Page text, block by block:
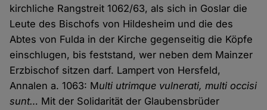
kirchliche Rangstreit 1062/63, als sich in Goslar die
Leute des Bischofs von Hildesheim und die des
Abtes von Fulda in der Kirche gegenseitig die Köpfe
einschlugen, bis feststand, wer neben dem Mainzer
Erzbischof sitzen darf. Lampert von Hersfeld,
Annalen a. 1063: Multi utrimque vulnerati, multi occisi
sunt… Mit der Solidarität der Glaubensbrüder